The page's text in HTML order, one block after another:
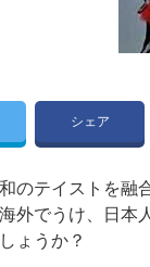
シェア
のテイストを融
外でうけ、日本
ょうか？